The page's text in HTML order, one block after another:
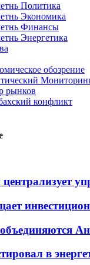
Политика
Экономика
Финансы
Энергетика
обозрение
рынков
конфликт
в